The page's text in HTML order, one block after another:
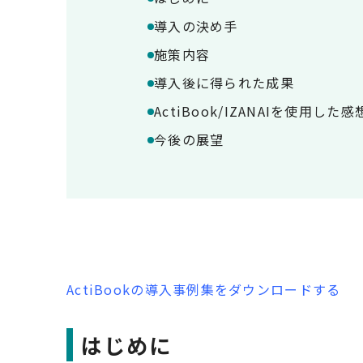
導入の決め手
施策内容
導入後に得られた成果
ActiBook/IZANAIを使用した感
今後の展望
ActiBookの導入事例集をダウンロードする
はじめに